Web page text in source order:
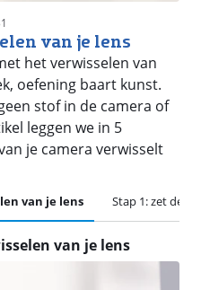
van je lens
het verwisselen van
oefening baart kunst.
stof in de camera of
leggen we in 5
je camera verwisselt
van je lens Stap 1: zet de
van je lens